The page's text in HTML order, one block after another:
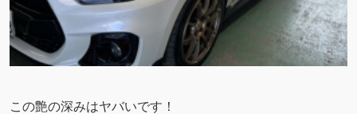
この艶の深みはヤバいです！